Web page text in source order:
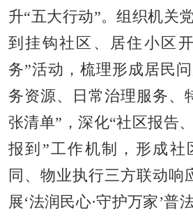
升“五大行动”。组织机关
到挂钩社区、居住小区
务”活动，梳理形成居民
务资源、日常治理服务、
张清单”，深化“社区报告
报到”工作机制，形成社
同、物业执行三方联动响
展‘法润民心·守护万家’普